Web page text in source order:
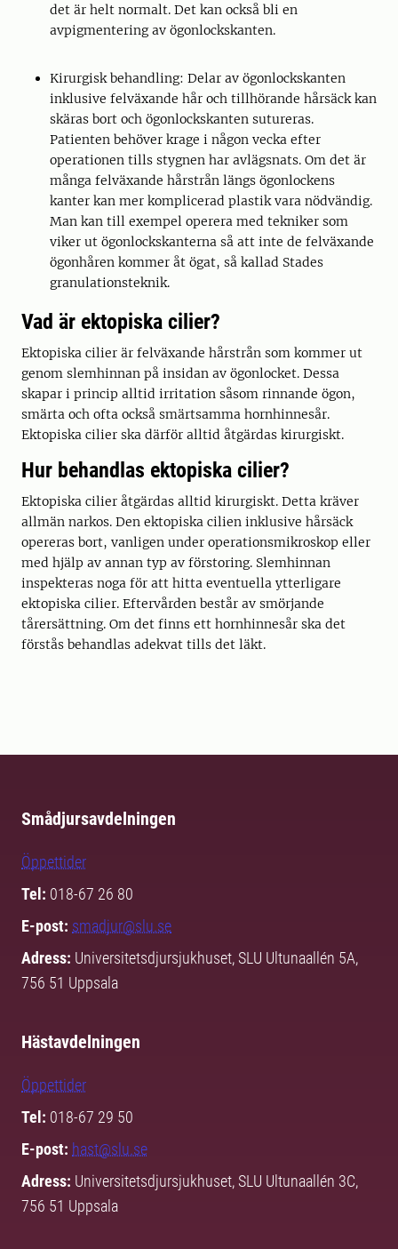
det är helt normalt. Det kan också bli en
avpigmentering av ögonlockskanten.
Kirurgisk behandling: Delar av ögonlockskanten
inklusive felväxande hår och tillhörande hårsäck kan
skäras bort och ögonlockskanten sutureras.
Patienten behöver krage i någon vecka efter
operationen tills stygnen har avlägsnats. Om det är
många felväxande hårstrån längs ögonlockens
kanter kan mer komplicerad plastik vara nödvändig.
Man kan till exempel operera med tekniker som
viker ut ögonlockskanterna så att inte de felväxande
ögonhåren kommer åt ögat, så kallad Stades
granulationsteknik.
Vad är ektopiska cilier?
Ektopiska cilier är felväxande hårstrån som kommer ut
genom slemhinnan på insidan av ögonlocket. Dessa
skapar i princip alltid irritation såsom rinnande ögon,
smärta och ofta också smärtsamma hornhinnesår.
Ektopiska cilier ska därför alltid åtgärdas kirurgiskt.
Hur behandlas ektopiska cilier?
Ektopiska cilier åtgärdas alltid kirurgiskt. Detta kräver
allmän narkos. Den ektopiska cilien inklusive hårsäck
opereras bort, vanligen under operationsmikroskop eller
med hjälp av annan typ av förstoring. Slemhinnan
inspekteras noga för att hitta eventuella ytterligare
ektopiska cilier. Eftervården består av smörjande
tårersättning. Om det finns ett hornhinnesår ska det
förstås behandlas adekvat tills det läkt.
Smådjursavdelningen
Öppettider
Tel: 018-67 26 80
E-post: smadjur@slu.se
Adress: Universitetsdjursjukhuset, SLU Ultunaallén 5A,
756 51 Uppsala
Hästavdelningen
Öppettider
Tel: 018-67 29 50
E-post: hast@slu.se
Adress: Universitetsdjursjukhuset, SLU Ultunaallén 3C,
756 51 Uppsala